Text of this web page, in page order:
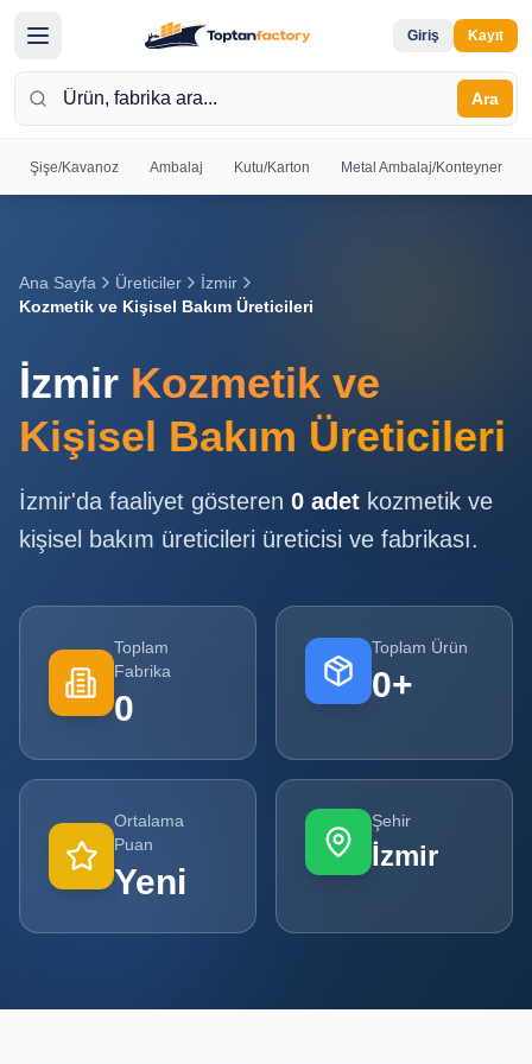
Giriş Kayıt
Ara
Şişe/Kavanoz Ambalaj Kutu/Karton Metal Ambalaj/Konteyner
Giriş yapın
veya kayıt
Giriş
Kayıt
Ana
Tüm
Ürünler
POPÜLER
KATEGORILER
Şişe ve Kavanoz Üreticileri
Ambalaj Üreticileri
Ana Sayfa Üreticiler
İzmir
Kozmetik ve Kişisel Bakım Üreticileri
İzmir Kozmetik ve
Kişisel Bakım Üreticileri
İzmir'da faaliyet gösteren 0 adet kozmetik ve
kişisel bakım üreticileri üreticisi ve fabrikası.
Toplam
Fabrika
0
Toplam Ürün
0+
Ortalama
Puan
Yeni
Şehir
İzmir